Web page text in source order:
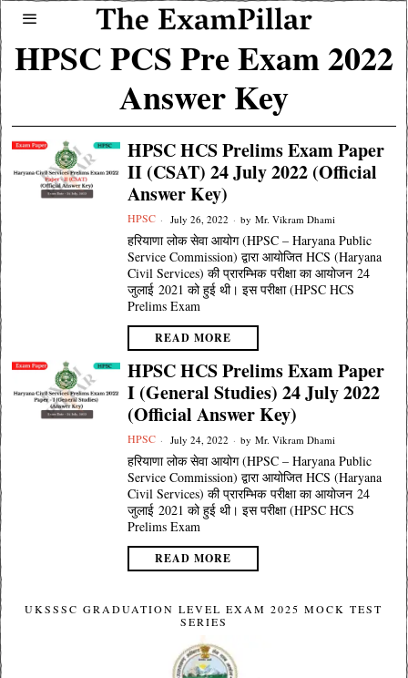
HPSC PCS Pre Exam 2022
Answer Key
HPSC HCS Prelims Exam Paper
II (CSAT) 24 July 2022 (Official
Answer Key)
HPSC July 26, 2022 by Mr. Vikram Dhami
हरियाणा लोक सेवा आयोग (HPSC – Haryana Public
Service Commission) द्वारा आयोजित HCS (Haryana
Civil Services) की प्रारम्भिक परीक्षा का आयोजन 24
जुलाई 2021 को हुई थी। इस परीक्षा (HPSC HCS
Prelims Exam
READ MORE
HPSC HCS Prelims Exam Paper
I (General Studies) 24 July 2022
(Official Answer Key)
HPSC July 24, 2022 by Mr. Vikram Dhami
हरियाणा लोक सेवा आयोग (HPSC – Haryana Public
Service Commission) द्वारा आयोजित HCS (Haryana
Civil Services) की प्रारम्भिक परीक्षा का आयोजन 24
जुलाई 2021 को हुई थी। इस परीक्षा (HPSC HCS
Prelims Exam
READ MORE
UKSSSC GRADUATION LEVEL EXAM 2025 MOCK TEST
SERIES